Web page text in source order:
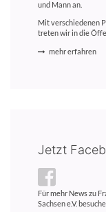
und Mann an.
Mit verschiedenen
treten wir in die
mehr erfahren
Jetzt
Für mehr News zu
Sachsen e.V.